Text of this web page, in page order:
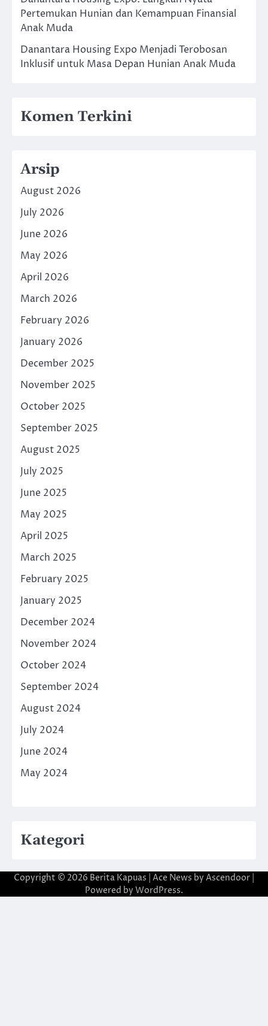
Pertemukan Hunian dan Kemampuan Finansial
Anak Muda
Danantara Housing Expo Menjadi Terobosan
Inklusif untuk Masa Depan Hunian Anak Muda
Komen Terkini
Arsip
August 2026
July 2026
June 2026
May 2026
April 2026
March 2026
February 2026
January 2026
December 2025
November 2025
October 2025
September 2025
August 2025
July 2025
June 2025
May 2025
April 2025
March 2025
February 2025
January 2025
December 2024
November 2024
October 2024
September 2024
August 2024
July 2024
June 2024
May 2024
Kategori
Copyright © 2026 Berita Kapuas | Ace News by Ascendoor
Powered by WordPress.